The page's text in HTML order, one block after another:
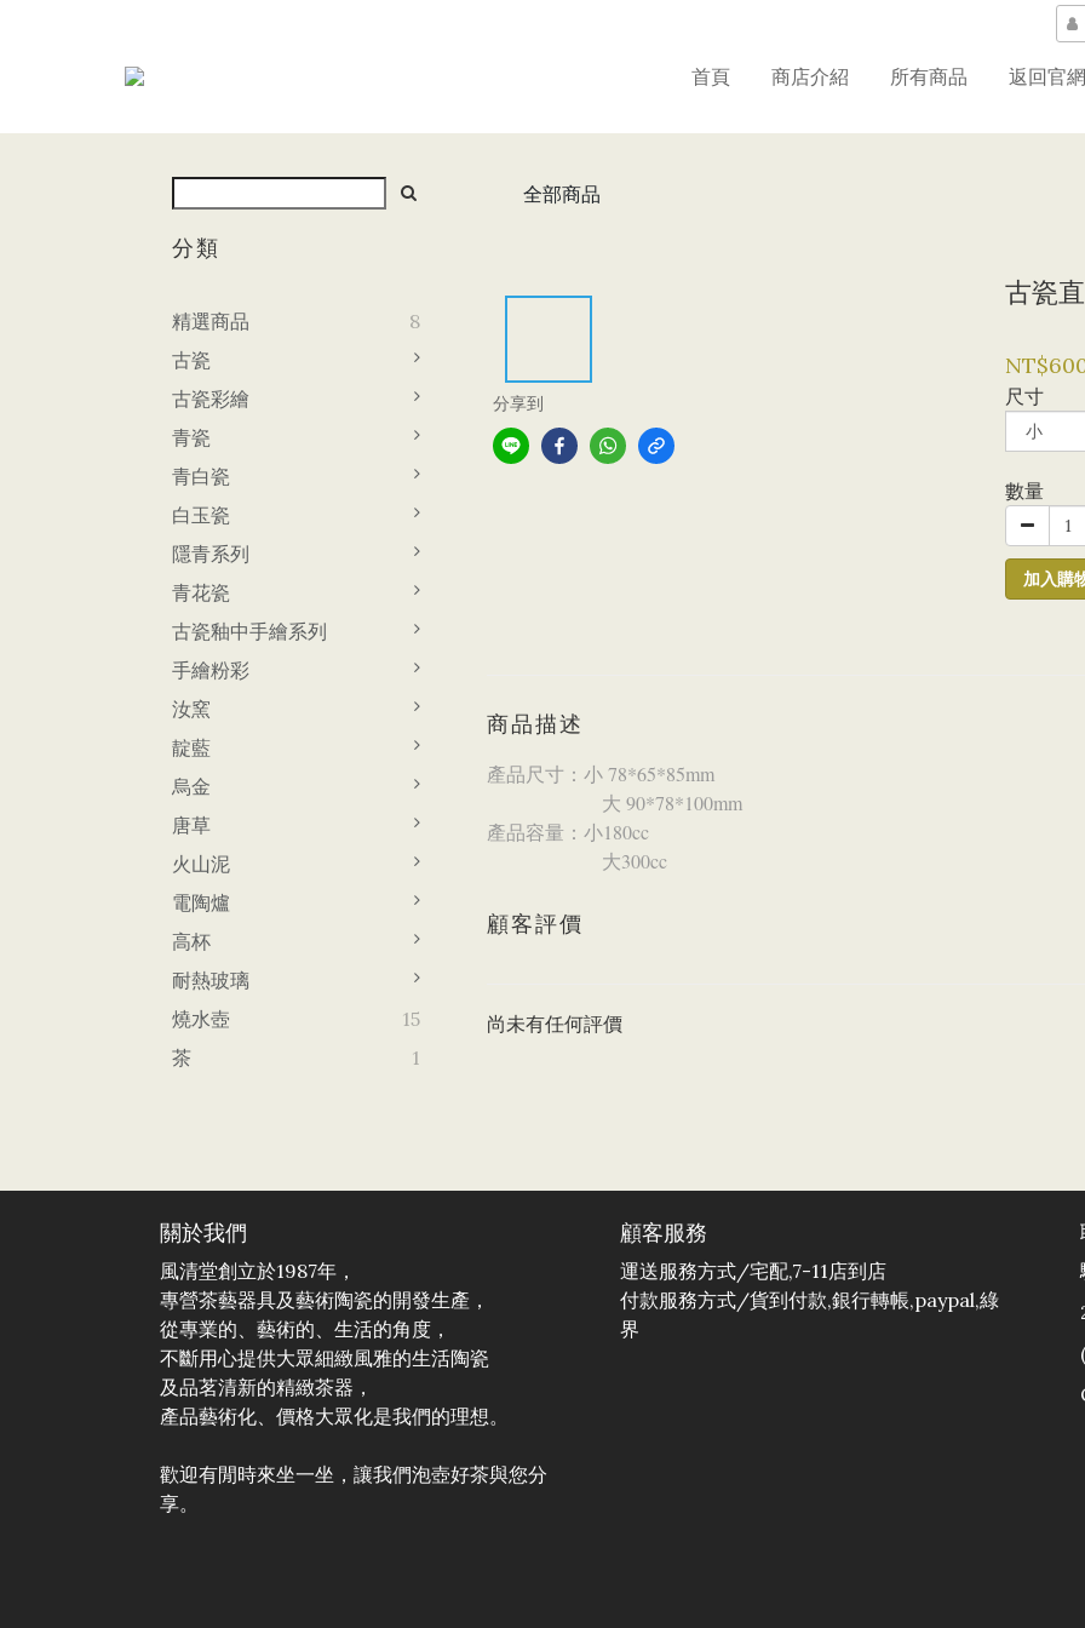
首頁 商店介紹 所有商品 返回官網
分類
精選商品
8
古瓷
古瓷彩繪
青瓷
青白瓷
白玉瓷
隱青系列
青花瓷
古瓷釉中手繪系列
手繪粉彩
汝窯
靛藍
烏金
唐草
火山泥
電陶爐
高杯
耐熱玻璃
燒水壺
15
茶
1
全部商品
分享到
古瓷
尺寸
數量
加入購
商品描述
產品尺寸：小 78*65*85mm
大 90*78*100mm
產品容量：小180cc
大300cc
顧客評價
尚未有任何評價
關於我們
風清堂創立於1987年，
專營茶藝器具及藝術陶瓷的開發生產，
從專業的、藝術的、生活的角度，
不斷用心提供大眾細緻風雅的生活陶瓷
及品茗清新的精緻茶器，
產品藝術化、價格大眾化是我們的理想。
歡迎有閒時來坐一坐，讓我們泡壺好茶與您分
享。
顧客服務
運送服務方式/宅配,7-11店到店
付款服務方式/貨到付款,銀行轉帳,paypal,綠
界